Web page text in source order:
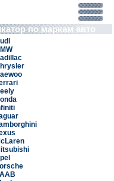
по маркам авто